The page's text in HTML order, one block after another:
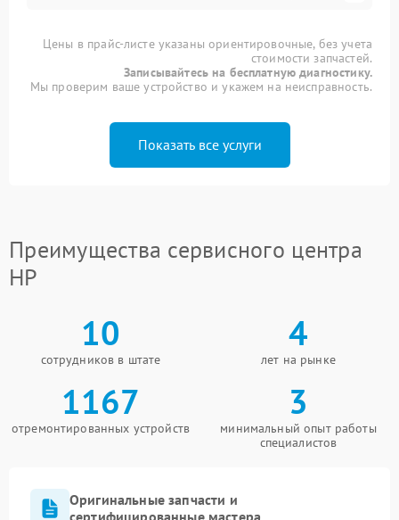
Цены в прайс-листе указаны ориентировочные, без учета
стоимости запчастей.
Записывайтесь на бесплатную диагностику.
Мы проверим ваше устройство и укажем на неисправность.
Показать все услуги
Преимущества сервисного центра
HP
10
сотрудников в штате
4
лет на рынке
1167
отремонтированных устройств
3
минимальный опыт работы
специалистов
Оригинальные запчасти и
сертифицированные мастера